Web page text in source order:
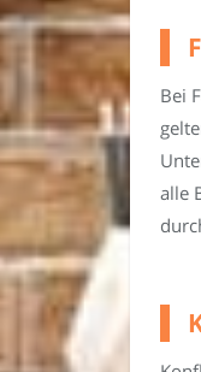
Bei
alle